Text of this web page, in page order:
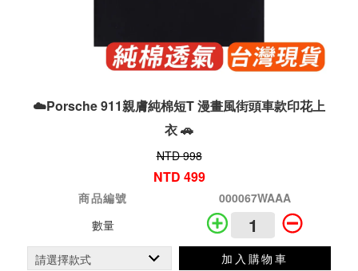
☁️Porsche 911親膚純棉短T 漫畫風街頭車款印花上
衣 🚗
NTD 998
NTD 499
商品編號
000067WAAA
數量
加入購物車